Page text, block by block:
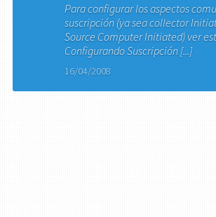
Para configurar los aspectos
suscripción (ya sea collector
Source Computer Initiated) ver
Configurando Suscripción [...]
16/04/2008